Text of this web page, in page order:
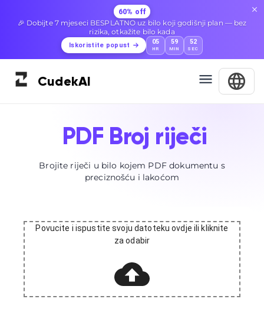
60% off
🎉 Dobijte 7 mjeseci BESPLATNO uz bilo koji godišnji plan — bez
rizika, otkažite bilo kada
Iskoristite popust 05
HR
59
MIN
51
SEC
CudekAI
PDF Broj riječi
Brojite riječi u bilo kojem PDF dokumentu s
preciznošću i lakoćom
Povucite i ispustite svoju datoteku ovdje ili kliknite
za odabir